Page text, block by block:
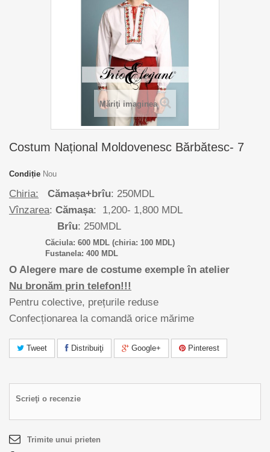
Măriţi imaginea
Costum Național Moldovenesc Bărbătesc- 7
Condiție Nou
Chiria: Cămașa+brîu: 250MDL
Vînzarea: Cămașa: 1,200- 1,800 MDL
Brîu: 250MDL
Căciula: 600 MDL (chiria: 100 MDL)
Fustanela: 400 MDL
O Alegere mare de costume exemple în atelier
Nu bronăm prin telefon!!!
Pentru colective, prețurile reduse
Confecționarea la comandă orice mărime
Tweet Distribuiţi Google+ Pinterest
Scrieţi o recenzie
Trimite unui prieten